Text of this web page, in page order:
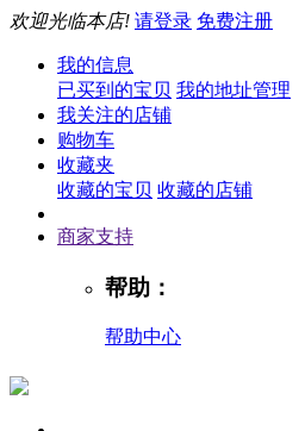
欢迎光临本店! 请登录 免费注册
我的信息
已买到的宝贝 我的地址管理
我关注的店铺
购物车
收藏夹
收藏的宝贝 收藏的店铺
商家支持
帮助：
帮助中心